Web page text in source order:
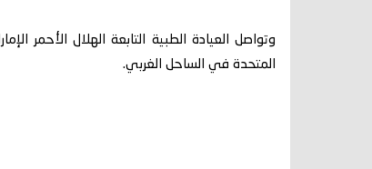
وتواصل العيادة الطبية التابعة الهلال الأحمر
المتحدة في الساحل الغربي.